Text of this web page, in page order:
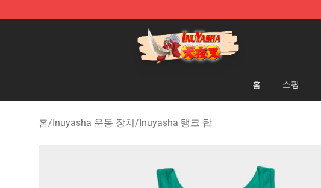
Inuyasha Store - Official Inuyasha Merchandise Shop
홈 쇼핑
홈/Inuyasha 운동 장치/Inuyasha 탱크 탑